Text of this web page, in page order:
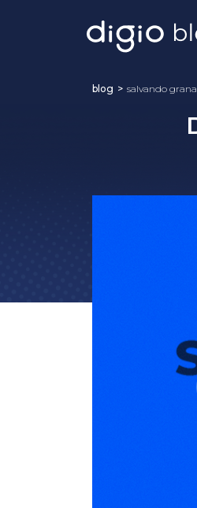
blog > salvando grana